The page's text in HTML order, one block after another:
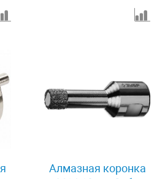
Алмазная коронка